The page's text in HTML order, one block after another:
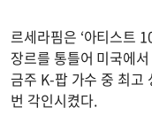
르세라핌은 ‘아티스트
장르를 통틀어 미국에
금주 K-팝 가수 중 최고
번 각인시켰다.